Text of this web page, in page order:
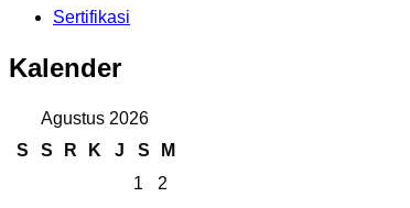
Sertifikasi
Kalender
Agustus 2026
S
S R K J S
M
1
2